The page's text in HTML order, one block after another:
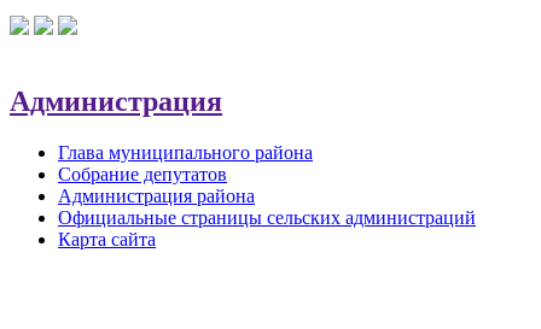
Администрация
Глава муниципального района
Собрание депутатов
Администрация района
Официальные страницы сельских администраций
Карта сайта